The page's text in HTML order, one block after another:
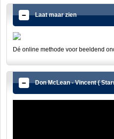
Laat maar zien
Dé online methode voor beeldend
Don McLean - Vincent (